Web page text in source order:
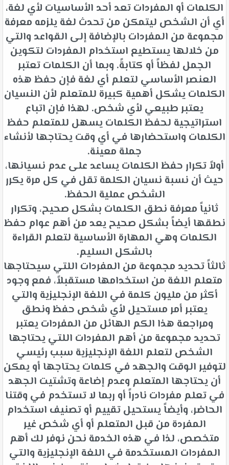
الكلمات أو المفردات تعد أحد الأساسيات لأي لغة،
أي أن الشخص ليتمكن من تحدث لغة يلزمه معرفة
مجموعة من المفردات بالإضافة إلى القواعد والتي
من خلالها يستطيع استخدام المفردات لتكوين
الجمل لفظاً أو كتابةً. وبما أن الكلمات تعتبر
العنصر الأساسي لتعلم أي لغة فإن حفظ هذه
الكلمات يشكل أهمية كبيرة للمتعلم لأن النسيان
يعتبر طبيعي لأي شخص. لهذا فإن اتباع
استراتيجية لحفظ الكلمات يسهل للمتعلم حفظ
الكلمات واستحضارها في أي وقت يحتاجها لأنشاء
جملة معينة.
أولاً تكرار حفظ الكلمات يساعد على عدم نسيانها،
حيث أن نسبة نسيان الكلمة تقل في كل مرة يكرر
الشخص عملية الحفظ.
ثانياً معرفة نطق الكلمات بشكل صحيح، وتكرار
نطقها أيضاً بشكل صحيح يعد من أهم عوام حفظ
الكلمات وهي المهارة الأساسية لتعلم القراءة
بالشكل السليم.
ثالثاً تحديد مجموعة من المفردات اللتي سيحتاجها
متعلم اللغة من استخدامها مستقبلاً، فمع وجود
أكثر من مليون كلمة في اللغة الإنجليزية والتي
يعتبر أمر مستحيل لأي شخص حفظ ونطق
ومراجعة هذا الكم الهائل من المفردات يعتبر
تحديد مجموعة من أهم المفردات اللتي يحتاجها
الشخص لتعلم اللغة الإنجليزية سبب رئيسي
لتوفير الوقت والجهد في كلمات يحتاجها أو يمكن
أن يحتاجها المتعلم وعدم إضاعة وتشتيت الجهد
في تعلم مفردات نادراً أو ربما لا تستخدم في وقتنا
الحاضر، وأيضاً يستحيل تقييم أو تصنيف استخدام
المفردة من قبل المتعلم أو أي شخص غير
متخصص، لذا في هذه الخدمة نحن نوفر لك أهم
المفردات المستخدمة في اللغة الإنجليزية والتي